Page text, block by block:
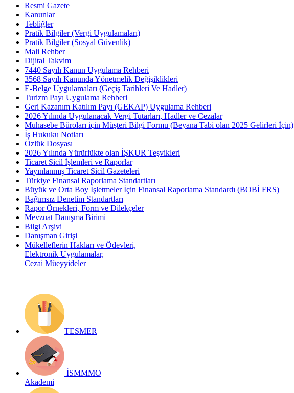
Resmi Gazete
Kanunlar
Tebliğler
Pratik Bilgiler (Vergi Uygulamaları)
Pratik Bilgiler (Sosyal Güvenlik)
Mali Rehber
Dijital Takvim
7440 Sayılı Kanun Uygulama Rehberi
3568 Sayılı Kanunda Yönetmelik Değişiklikleri
E-Belge Uygulamaları (Geçiş Tarihleri Ve Hadler)
Turizm Payı Uygulama Rehberi
Geri Kazanım Katılım Payı (GEKAP) Uygulama Rehberi
2026 Yılında Uygulanacak Vergi Tutarları, Hadler ve Cezalar
Muhasebe Büroları için Müşteri Bilgi Formu (Beyana Tabi olan 2025 Gelirleri İçin)
İş Hukuku Notları
Özlük Dosyası
2026 Yılında Yürürlükte olan İŞKUR Teşvikleri
Ticaret Sicil İşlemleri ve Raporlar
Yayınlanmış Ticaret Sicil Gazeteleri
Türkiye Finansal Raporlama Standartları
Büyük ve Orta Boy İşletmeler İçin Finansal Raporlama Standardı (BOBİ FRS)
Bağımsız Denetim Standartları
Rapor Örnekleri, Form ve Dilekçeler
Mevzuat Danışma Birimi
Bilgi Arşivi
Danışman Girişi
Mükelleflerin Hakları ve Ödevleri,
Elektronik Uygulamalar,
Cezai Müeyyideler
TESMER
İSMMMO
Akademi